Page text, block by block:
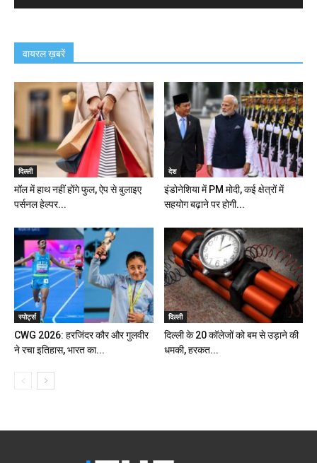
वायरल ख़बरें
दिल्ली
मॉल में हाथ नहीं होंगे फुल, ऐप से बुलाइए
पर्सनल हेल्पर...
देश
इंडोनेशिया में PM मोदी, कई क्षेत्रों में
सहयोग बढ़ाने पर होगी...
स्पोर्ट्स
CWG 2026: हरजिंदर कौर और गुलवीर
ने रचा इतिहास, भारत का...
दिल्ली
दिल्ली के 20 कॉलेजों को बम से उड़ाने की
धमकी, हरकत...